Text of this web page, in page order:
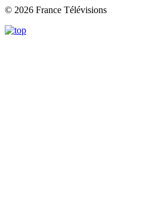
© 2026 France Télévisions